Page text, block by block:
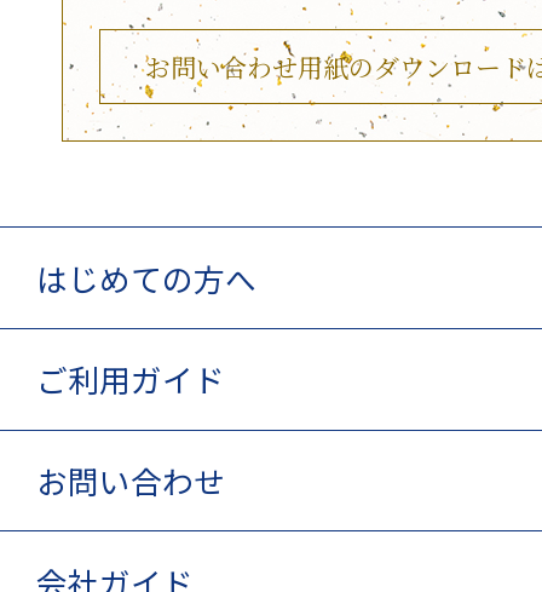
お問い合わせ用紙のダウンロード
はじめての方へ
ご利用ガイド
お問い合わせ
会社ガイド